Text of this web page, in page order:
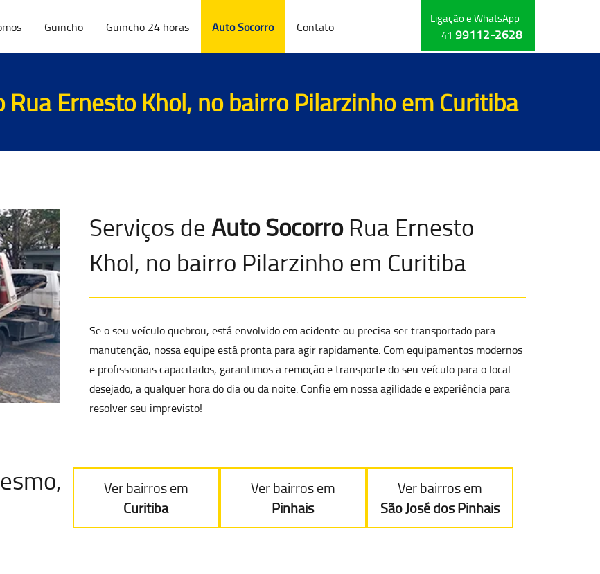
Guincho Guincho 24 horas Auto Socorro Contato
Ligação e WhatsApp
41 99112-2628
Rua Ernesto Khol, no bairro Pilarzinho em Curitiba
Serviços de Auto SocorroRua Ernesto
Khol, no bairro Pilarzinho em Curitiba
Se o seu veículo quebrou, está envolvido em acidente ou precisa ser transportado para
manutenção, nossa equipe está pronta para agir rapidamente. Com equipamentos modernos
e profissionais capacitados, garantimos a remoção e transportedo seu veículo para o local
desejado, a qualquer hora do dia ou da noite. Confie em nossa agilidade e experiência para
resolver seu imprevisto!
,
Ver bairros em
Curitiba
Ver bairros em
Pinhais
Ver bairros em
São José dos Pinhais